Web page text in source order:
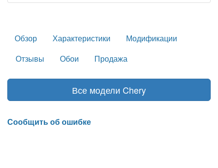
Обзор Характеристики
Модификации
Отзывы
Обои Продажа
Все модели Chery
Сообщить об ошибке